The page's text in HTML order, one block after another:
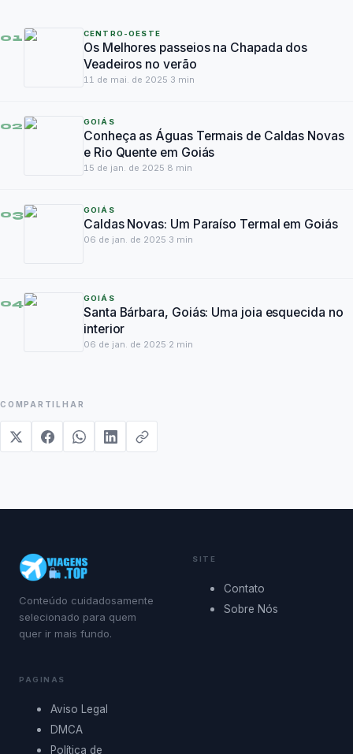
01 CENTRO-OESTE
Os Melhores passeios na Chapada dos
Veadeiros no verão
11 de mai. de 2025 3 min
02 GOIÁS
Conheça as Águas Termais de Caldas Novas
e Rio Quente em Goiás
15 de jan. de 2025 8 min
03 GOIÁS
Caldas Novas: Um Paraíso Termal em Goiás
06 de jan. de 2025 3 min
04 GOIÁS
Santa Bárbara, Goiás: Uma joia esquecida no
interior
06 de jan. de 2025 2 min
COMPARTILHAR
Conteúdo cuidadosamente
selecionado para quem
quer ir mais fundo.
SITE
Contato
Sobre Nós
PAGINAS
Aviso Legal
DMCA
Política de